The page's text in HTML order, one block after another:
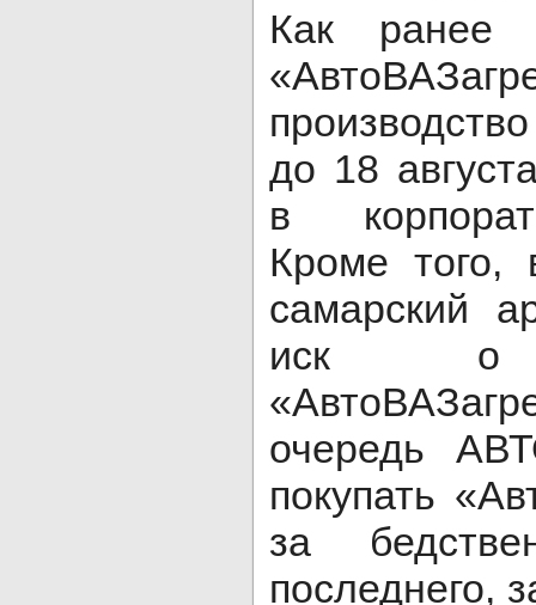
Как ранее
до 18
в
Кроме
самарский
иск о
очередь
покупать
за
последнего,